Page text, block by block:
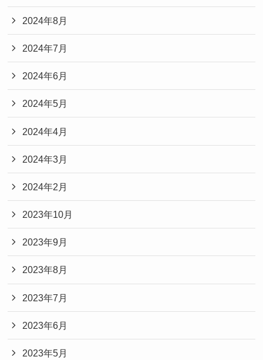
2024年8月
2024年7月
2024年6月
2024年5月
2024年4月
2024年3月
2024年2月
2023年10月
2023年9月
2023年8月
2023年7月
2023年6月
2023年5月